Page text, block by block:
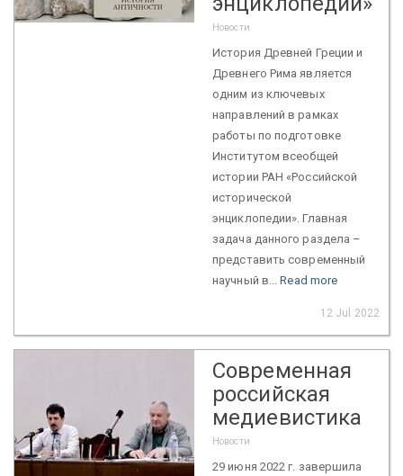
Новости
История Древней Греции и
Древнего Рима является
одним из ключевых
направлений в рамках
работы по подготовке
Институтом всеобщей
истории РАН «Российской
исторической
энциклопедии». Главная
задача данного раздела –
представить современный
научный в...Read more
12 Jul 2022
Современная
российская
медиевистика
Новости
29 июня 2022 г. завершила